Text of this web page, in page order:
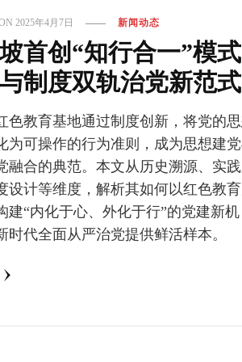
2025年4月7日 新闻动态
首创“知行合一”模式
制度双轨治党新范式
色教育基地通过制度创新，将党的
为可操作的行为准则，成为思想建
融合的典范。本文从历史溯源、实
设计等维度，解析其如何以红色教
建“内化于心、外化于行”的党建新机
时代全面从严治党提供鲜活样本。